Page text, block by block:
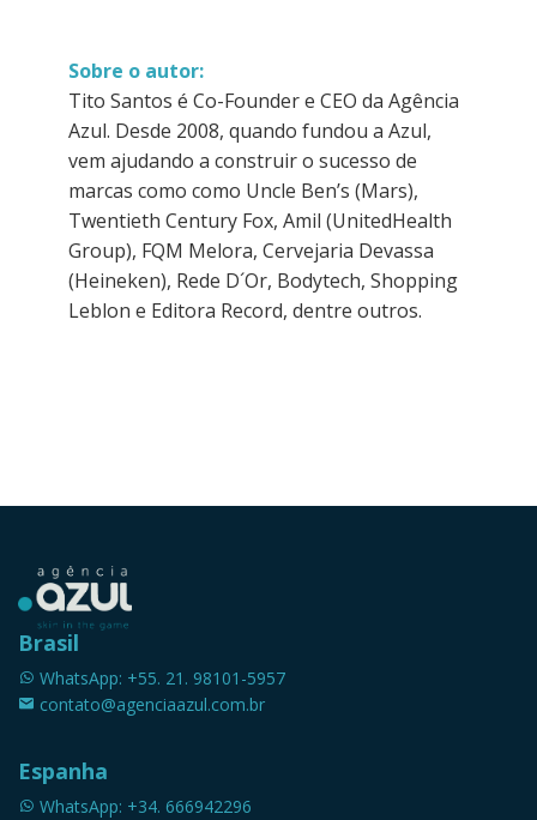
Sobre o autor:
Tito Santos é Co-Founder e CEO da Agência
Azul. Desde 2008, quando fundou a Azul,
vem ajudando a construir o sucesso de
marcas como como Uncle Ben’s (Mars),
Twentieth Century Fox, Amil (UnitedHealth
Group), FQM Melora, Cervejaria Devassa
(Heineken), Rede D´Or, Bodytech, Shopping
Leblon e Editora Record, dentre outros.
Brasil
WhatsApp: +55. 21. 98101-5957
contato@agenciaazul.com.br
Espanha
WhatsApp: +34. 666942296